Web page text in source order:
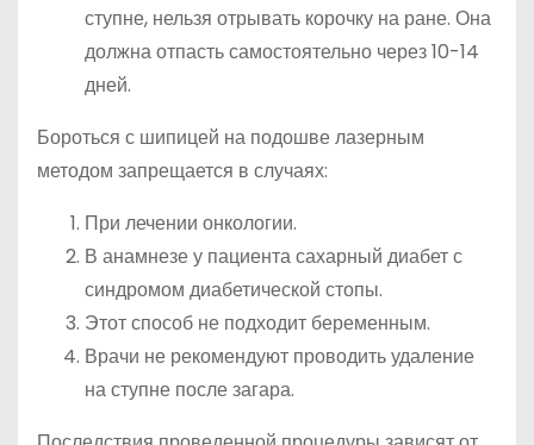
ступне, нельзя отрывать корочку на ране. Она
должна отпасть самостоятельно через 10-14
дней.
Бороться с шипицей на подошве лазерным
методом запрещается в случаях:
При лечении онкологии.
В анамнезе у пациента сахарный диабет с
синдромом диабетической стопы.
Этот способ не подходит беременным.
Врачи не рекомендуют проводить удаление
на ступне после загара.